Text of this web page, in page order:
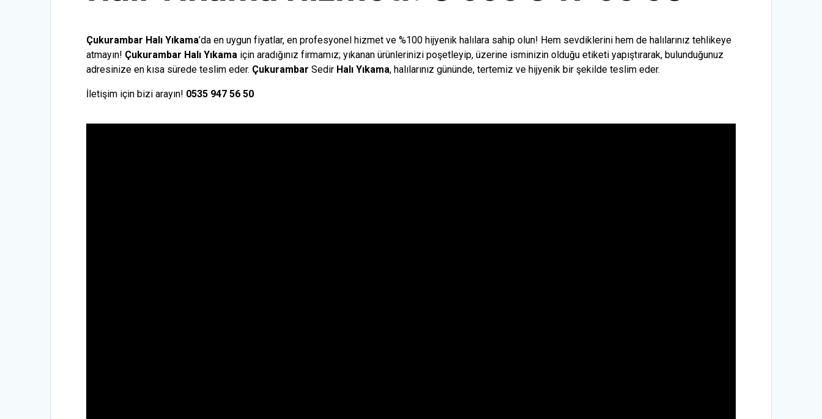
Çukurambar Halı Yıkama’da en uygun fiyatlar, en profesyonel hizmet ve %100 hijyenik halılara sahip olun! Hem sevdiklerini hem de halılarınız tehlikeye
atmayın! Çukurambar Halı Yıkama için aradığınız firmamız; yıkanan ürünlerinizi poşetleyip, üzerine isminizin olduğu etiketi yapıştırarak, bulunduğunuz
adresinize en kısa sürede teslim eder. Çukurambar Sedir Halı Yıkama, halılarınız gününde, tertemiz ve hijyenik bir şekilde teslim eder.
İletişim için bizi arayın! 0535 947 56 50